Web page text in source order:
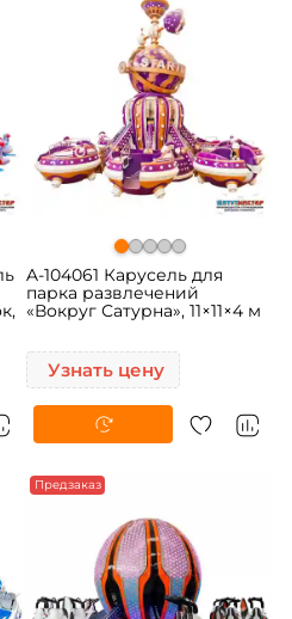
A-104061 Карусель для
парка развлечений
«Вокруг Сатурна», 11×11×4 м
Узнать цену
Предзаказ